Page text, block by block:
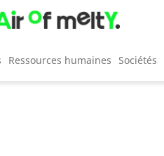
Ressources humaines Sociétés